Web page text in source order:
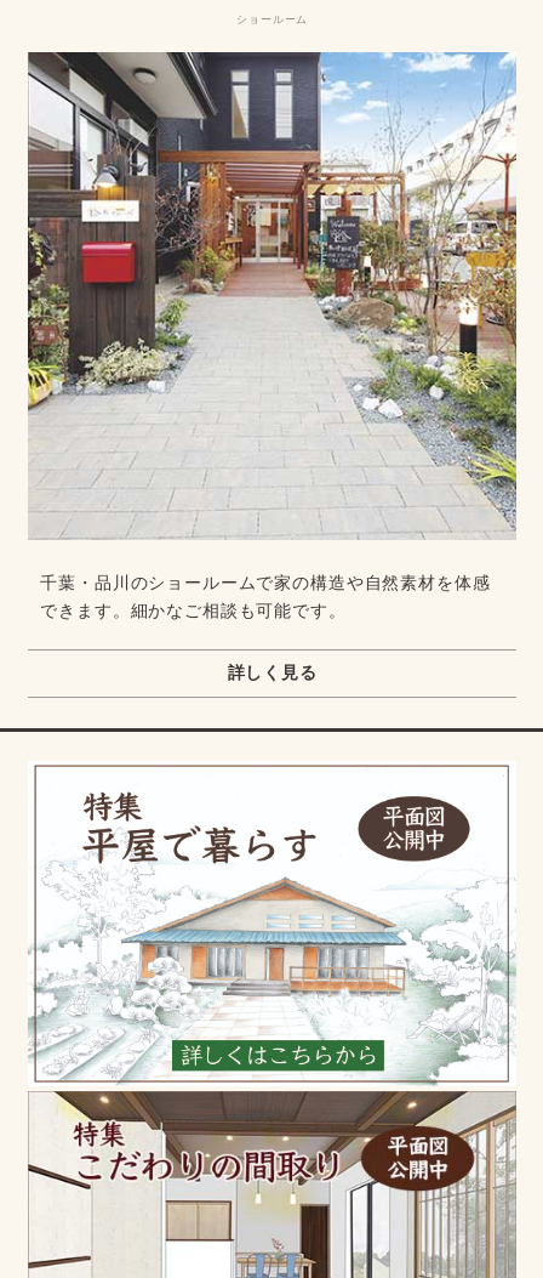
ショールーム
千葉・品川のショールームで家の構造や自然素材を体感
できます。細かなご相談も可能です。
詳しく見る